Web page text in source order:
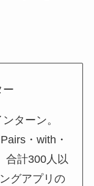
ー
ターン。
・with・
合計300人以
グアプリの